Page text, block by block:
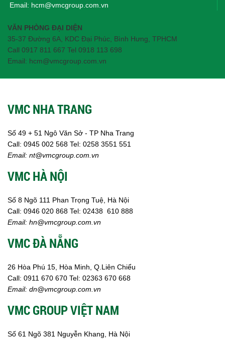
Email: hcm@vmcgroup.com.vn
VĂN PHÒNG ĐẠI DIỆN
35-37 Đường 6A, KDC Đại Phúc, Bình Hưng, TPHCM
Call 0917 811 667 Tel 0918 113 698
Email: hcm@vmcgroup.com.vn
VMC NHA TRANG
Số 49 + 51 Ngô Văn Sở - TP Nha Trang
Call: 0945 002 568 Tel: 0258 3551 551
Email: nt@vmcgroup.com.vn
VMC HÀ NỘI
Số 8 Ngõ 111 Phan Trọng Tuệ, Hà Nội
Call: 0946 020 868 Tel: 02438 610 888
Email: hn@vmcgroup.com.vn
VMC ĐÀ NẴNG
26 Hòa Phú 15, Hòa Minh, Q.Liên Chiểu
Call: 0911 670 670 Tel: 02363 670 668
Email: dn@vmcgroup.com.vn
VMC GROUP VIỆT NAM
Số 61 Ngõ 381 Nguyễn Khang, Hà Nội